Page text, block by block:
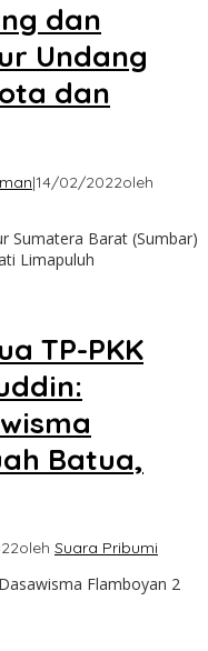
dan
Undang
dan
|14/02/2022oleh
Sumatera Barat (Sumbar)
Limapuluh
TP-PKK
Batua,
oleh Suara Pribumi
Flamboyan 2